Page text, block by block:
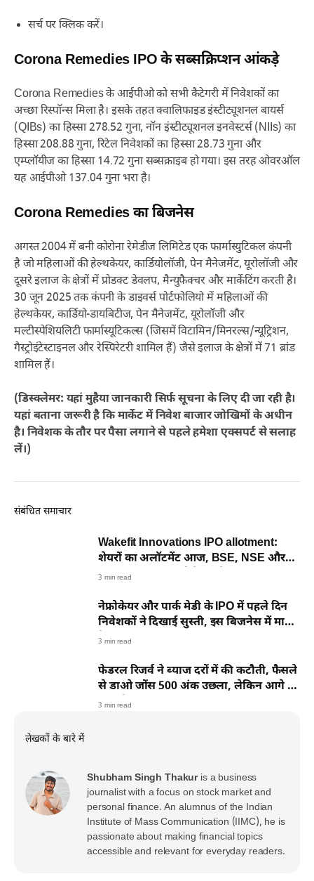
सर्च पर क्लिक करें।
Corona Remedies IPO के सब्सक्रिप्शन आंकड़े
Corona Remedies के आईपीओ को सभी कैटेगरी में निवेशकों का
अच्छा रिस्पॉन्स मिला है। इसके तहत क्वालिफाइड इंस्टीट्यूशनल बायर्स
(QIBs) का हिस्सा 278.52 गुना, नॉन इंस्टीट्यूशनल इनवेस्टर्स (NIIs) का
हिस्सा 208.88 गुना, रिटेल निवेशकों का हिस्सा 28.73 गुना और
एम्प्लॉयीज का हिस्सा 14.72 गुना सब्सक्राइब हो गया। इस तरह ओवरऑल
यह आईपीओ 137.04 गुना भरा है।
Corona Remedies का बिजनेस
अगस्त 2004 में बनी कोरोना रेमेडीज लिमिटेड एक फार्मास्युटिकल कंपनी
है जो महिलाओं की हेल्थकेयर, कार्डियोलॉजी, पेन मैनेजमेंट, यूरोलॉजी और
दूसरे इलाज के क्षेत्रों में प्रोडक्ट डेवलप, मैन्युफैक्चर और मार्केटिंग करती है।
30 जून 2025 तक कंपनी के डाइवर्स पोर्टफोलियो में महिलाओं की
हेल्थकेयर, कार्डियो-डायबिटीज, पेन मैनेजमेंट, यूरोलॉजी और
मल्टीस्पेशियलिटी फार्मास्यूटिकल्स (जिसमें विटामिन/मिनरल्स/न्यूट्रिशन,
गैस्ट्रोइंटेस्टाइनल और रेस्पिरेटरी शामिल हैं) जैसे इलाज के क्षेत्रों में 71 ब्रांड
शामिल हैं।
(डिस्क्लेमर: यहां मुहैया जानकारी सिर्फ सूचना के लिए दी जा रही है।
यहां बताना जरूरी है कि मार्केट में निवेश बाजार जोखिमों के अधीन
है। निवेशक के तौर पर पैसा लगाने से पहले हमेशा एक्सपर्ट से सलाह
लें।)
संबंधित समाचार
Wakefit Innovations IPO allotment:
शेयरों का अलॉटमेंट आज, BSE, NSE और
MUFG Intime पर ऐसे करें चेक
3 min read
नेफ्रोकेयर और पार्क मेडी के IPO में पहले दिन
निवेशकों ने दिखाई सुस्ती, इस बिजनेस में माहिर
है कंपनी
3 min read
फेडरल रिजर्व ने ब्याज दरों में की कटौती, फैसले
से डाओ जोंस 500 अंक उछला, लेकिन आगे के
लिए चेतावनी
3 min read
लेखकों के बारे में
Shubham Singh Thakur is a business
journalist with a focus on stock market and
personal finance. An alumnus of the Indian
Institute of Mass Communication (IIMC), he is
passionate about making financial topics
accessible and relevant for everyday readers.